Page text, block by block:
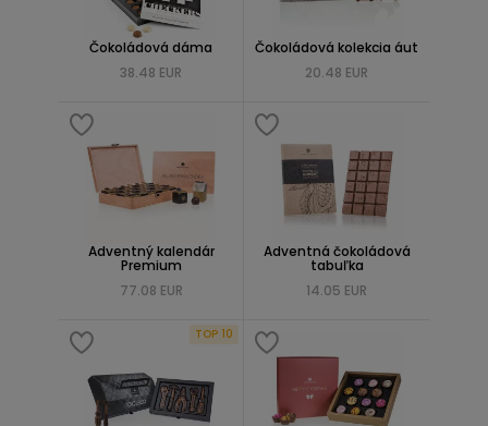
Čokoládová dáma
38.48 EUR
Čokoládová kolekcia áut
20.48 EUR
Adventný kalendár
Premium
77.08 EUR
Adventná čokoládová
tabuľka
14.05 EUR
TOP 10